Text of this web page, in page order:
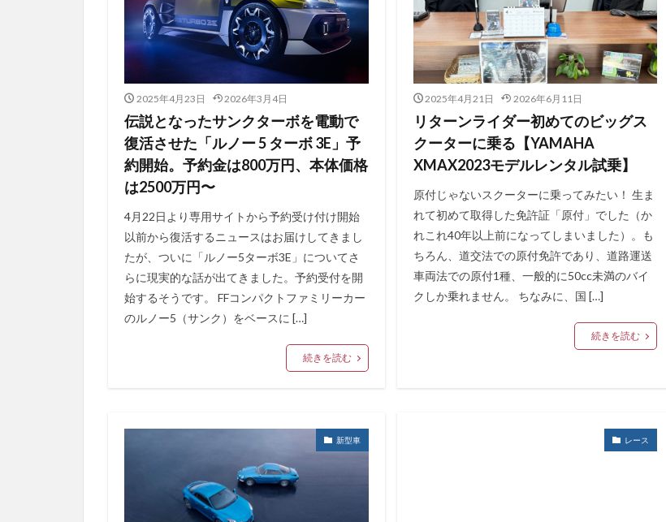
2025年4月23日 2026年3月4日
伝説となったサンクターボを電動で
復活させた「ルノー 5 ターボ 3E」予
約開始。予約金は800万円、本体価格
は2500万円〜
4月22日より専用サイトから予約受け付け開始
以前から復活するニュースはお届けしてきまし
たが、ついに「ルノー5ターボ3E」についてさ
らに現実的な話が出てきました。予約受付を開
始するそうです。 FFコンパクトファミリーカー
のルノー5（サンク）をベースに […]
続きを読む
2025年4月21日 2026年6月11日
リターンライダー初めてのビッグス
クーターに乗る【YAMAHA
XMAX2023モデルレンタル試乗】
原付じゃないスクーターに乗ってみたい！ 生ま
れて初めて取得した免許証「原付」でした（か
れこれ40年以上前になってしまいました）。も
ちろん、道交法での原付免許であり、道路運送
車両法での原付1種、一般的に50cc未満のバイ
クしか乗れません。 ちなみに、国 […]
続きを読む
新型車 レース